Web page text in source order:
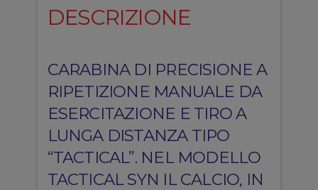
DESCRIZIONE
CARABINA DI PRECISIONE A
RIPETIZIONE MANUALE DA
ESERCITAZIONE E TIRO A
LUNGA DISTANZA TIPO
“TACTICAL”. NEL MODELLO
TACTICAL SYN IL CALCIO, IN